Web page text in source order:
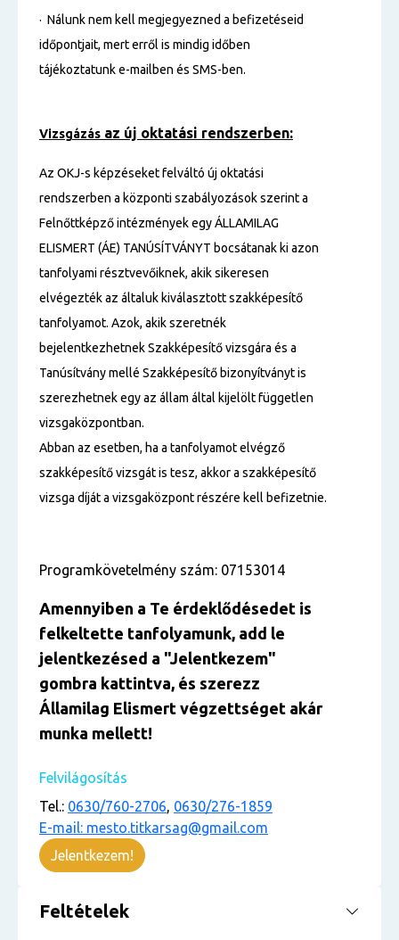
· Nálunk nem kell megjegyezned a befizetéseid
időpontjait, mert erről is mindig időben
tájékoztatunk e-mailben és SMS-ben.
Vizsgázás az új oktatási rendszerben:
Az OKJ-s képzéseket felváltó új oktatási
rendszerben a központi szabályozások szerint a
Felnőttképző intézmények egy ÁLLAMILAG
ELISMERT (ÁE) TANÚSÍTVÁNYT bocsátanak ki azon
tanfolyami résztvevőiknek, akik sikeresen
elvégezték az általuk kiválasztott szakképesítő
tanfolyamot. Azok, akik szeretnék
bejelentkezhetnek Szakképesítő vizsgára és a
Tanúsítvány mellé Szakképesítő bizonyítványt is
szerezhetnek egy az állam által kijelölt független
vizsgaközpontban.
Abban az esetben, ha a tanfolyamot elvégző
szakképesítő vizsgát is tesz, akkor a szakképesítő
vizsga díját a vizsgaközpont részére kell befizetnie.
Programkövetelmény szám: 07153014
Amennyiben a Te érdeklődésedet is
felkeltette tanfolyamunk, add le
jelentkezésed a "Jelentkezem"
gombra kattintva, és szerezz
Államilag Elismert végzettséget akár
munka mellett!
Felvilágosítás
Tel.: 0630/760-2706, 0630/276-1859
E-mail: mesto.titkarsag@gmail.com
Jelentkezem!
Feltételek